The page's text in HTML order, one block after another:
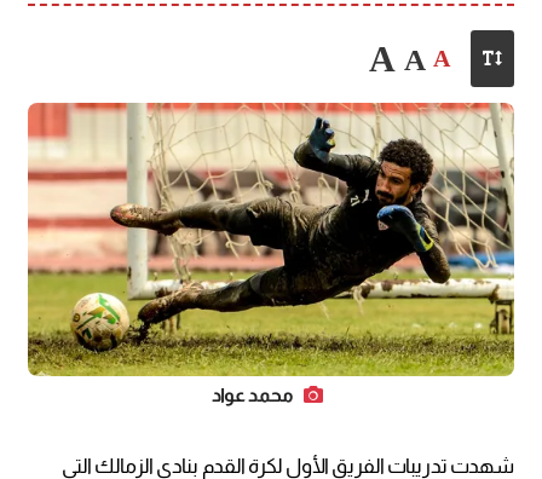
A
A
A
محمد عواد
شهدت تدريبات الفريق الأول لكرة القدم بنادي الزمالك التي